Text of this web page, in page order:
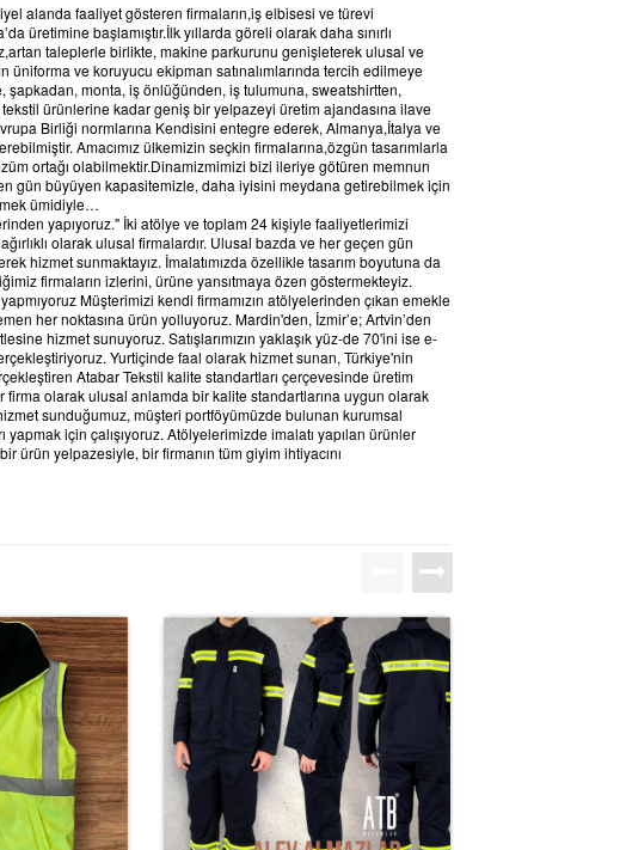
alanda faaliyet gösteren firmaların,iş elbisesi ve türevi
üretimine başlamıştır.İlk yıllarda göreli olarak daha sınırlı
taleplerle birlikte, makine parkurunu genişleterek ulusal ve
üniforma ve koruyucu ekipman satınalımlarında tercih edilmeye
şapkadan, monta, iş önlüğünden, iş tulumuna, sweatshirtten,
ürünlerine kadar geniş bir yelpazeyi üretim ajandasına ilave
Birliği normlarına Kendisini entegre ederek, Almanya,İtalya ve
Amacımız ülkemizin seçkin firmalarına,özgün tasarımlarla
ortağı olabilmektir.Dinamizmimizi bizi ileriye götüren memnun
gün büyüyen kapasitemizle, daha iyisini meydana getirebilmek için
ümidiyle…
yapıyoruz." İki atölye ve toplam 24 kişiyle faaliyetlerimizi
olarak ulusal firmalardır. Ulusal bazda ve her geçen gün
hizmet sunmaktayız. İmalatımızda özellikle tasarım boyutuna da
firmaların izlerini, ürüne yansıtmaya özen göstermekteyiz.
Müşterimizi kendi firmamızın atölyelerinden çıkan emekle
her noktasına ürün yolluyoruz. Mardin'den, İzmir’e; Artvin’den
hizmet sunuyoruz. Satışlarımızın yaklaşık yüz-de 70'ini ise e-
Yurtiçinde faal olarak hizmet sunan, Türkiye'nin
Atabar Tekstil kalite standartları çerçevesinde üretim
firma olarak ulusal anlamda bir kalite standartlarına uygun olarak
sunduğumuz, müşteri portföyümüzde bulunan kurumsal
için çalışıyoruz. Atölyelerimizde imalatı yapılan ürünler
ürün yelpazesiyle, bir firmanın tüm giyim ihtiyacını